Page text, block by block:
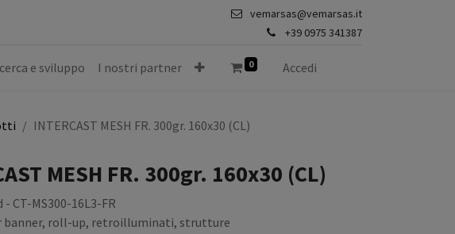
vemarsas@vemarsas.it
+39 0975 341387
e sviluppo I nostri partner 0 Accedi
INTERCAST MESH FR. 300gr. 160x30 (CL)
MESH FR. 300gr. 160x30 (CL)
- CT-MS300-16L3-FR
banner, roll-up, retroilluminati, strutture